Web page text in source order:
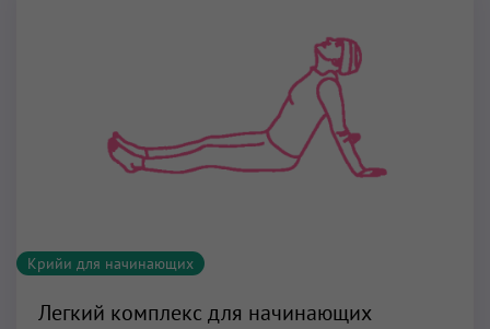
Крийи для начинающих
Легкий комплекс для начинающих